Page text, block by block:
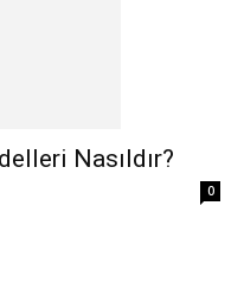
Nasıldır?
0